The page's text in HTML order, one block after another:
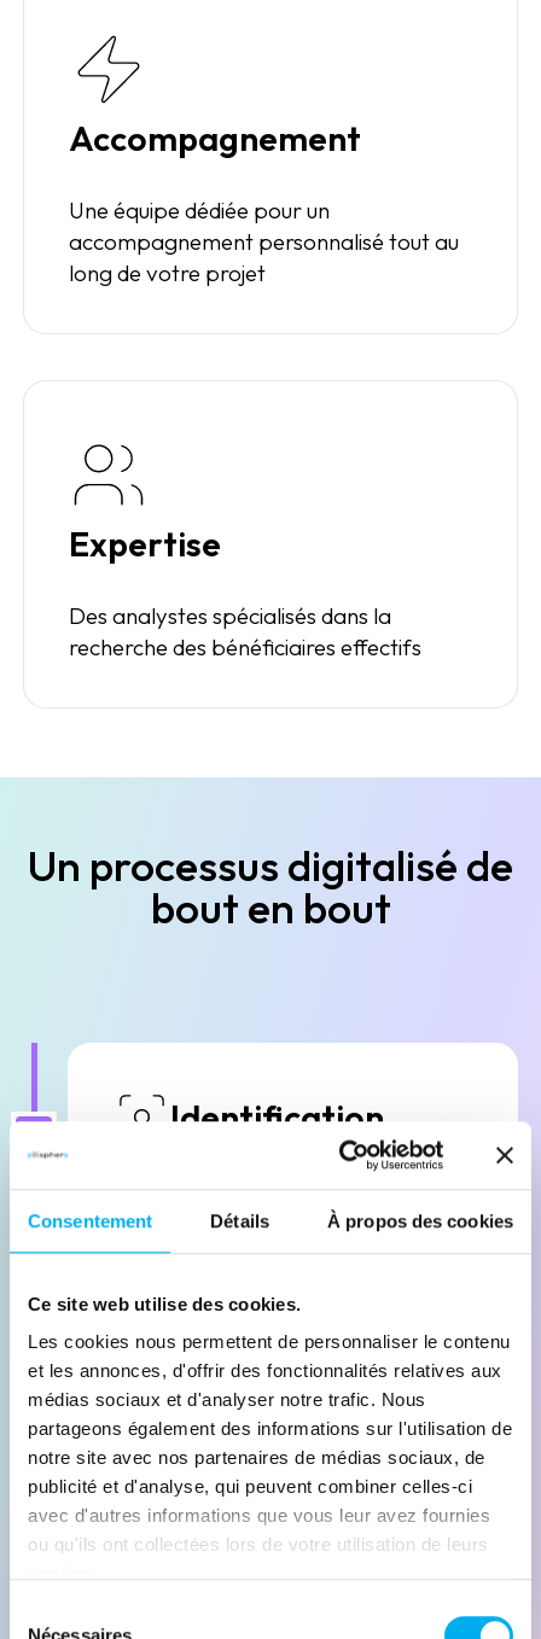
Consentement Détails À propos des cookies
Ce site web utilise des cookies.
Les cookies nous permettent de personnaliser le contenu
et les annonces, d'offrir des fonctionnalités relatives aux
médias sociaux et d'analyser notre trafic. Nous
partageons également des informations sur l'utilisation de
notre site avec nos partenaires de médias sociaux, de
publicité et d'analyse, qui peuvent combiner celles-ci
avec d'autres informations que vous leur avez fournies
ou qu'ils ont collectées lors de votre utilisation de leurs
Nécessaires
Accompagnement
Une équipe dédiée pour un
accompagnement personnalisé tout au
long de votre projet
Expertise
Des analystes spécialisés dans la
recherche des bénéficiaires effectifs
Un processus digitalisé de
bout en bout
Identification
Recherche dans les bases
multisources
Enrichissement
Collecte de données complètes